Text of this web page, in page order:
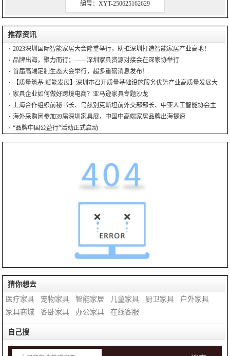
编号：XYT-250625162629
推荐资讯
2023深圳国际智能家居大会隆重举行，助推深圳打造智能家居产业高地！
品牌出海，聚力而行；——深圳家具资源对接会在深家协举行
首届高端定制生态大会举行，超多重磅消息发布！
【质量筑基 赋能发展】深圳市召开质量基础设施服务优势产业高质量发展大
会家具企业如何做好跨境电商？亚马逊家具专题沙龙
上海合作组织前秘书长、乌兹别克斯坦前外交部部长、中亚人工智能协会主
席到访深圳家协
海外采购团参加39届深圳家具展，中国中高端家居品牌出海提速
“品牌中国公益行”活动正式启动
猜你想去
医疗家具
宠物家具 智能家居 儿童家具 厨卫家具
户外家具
家具商城
客卧家具 办公家具 在线客服
自己搜